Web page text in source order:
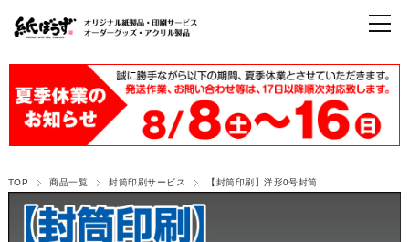
TOP 商品一覧 封筒印刷サービス 【封筒印刷】洋形0号封筒